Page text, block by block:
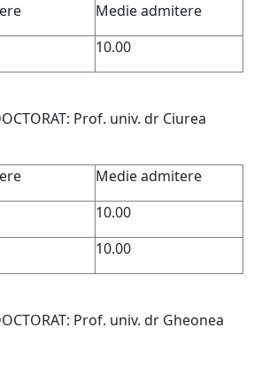
Medie admitere
10.00
Prof. univ. dr Ciurea
Medie admitere
10.00
10.00
Prof. univ. dr Gheonea